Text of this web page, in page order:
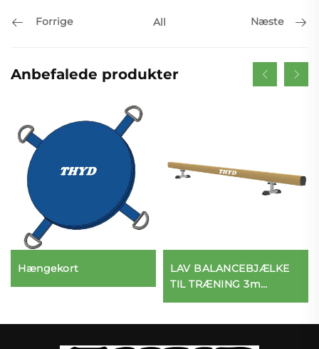
Forrige All Næste
Anbefalede produkter
Hængekort
LAV BALANCEBJÆLKE
TIL TRÆNING 3m
længde 25cm